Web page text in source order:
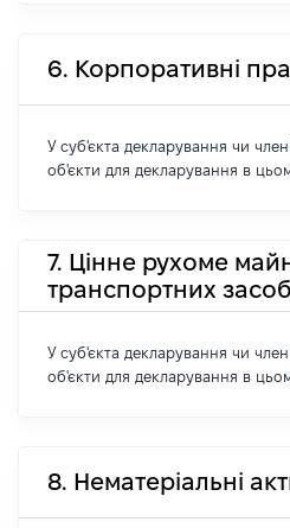
6. Корпоративні
У суб'єкта декларування чи
об'єкти для декларування в
7. Цінне рухоме
транспортних
У суб'єкта декларування чи
об'єкти для декларування в
8. Нематеріальні